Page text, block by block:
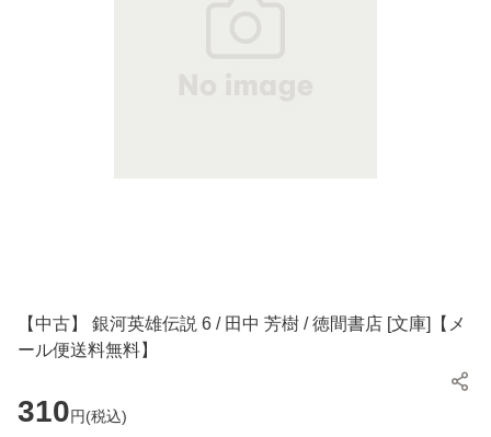
【中古】 銀河英雄伝説 6 / 田中 芳樹 / 徳間書店 [文庫]【メ
ール便送料無料】
310円(税込)